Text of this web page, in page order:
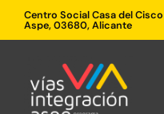
Centro Social Casa del
Aspe, 03680, Alicante